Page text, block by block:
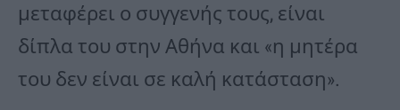
μεταφέρει ο συγγενής τους, είναι
δίπλα του στην Αθήνα και «η μητέρα
του δεν είναι σε καλή κατάσταση».